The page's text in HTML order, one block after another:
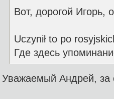
Вот, дорогой Игорь,
Uczynił to po
Где здесь
Уважаемый Андрей, за